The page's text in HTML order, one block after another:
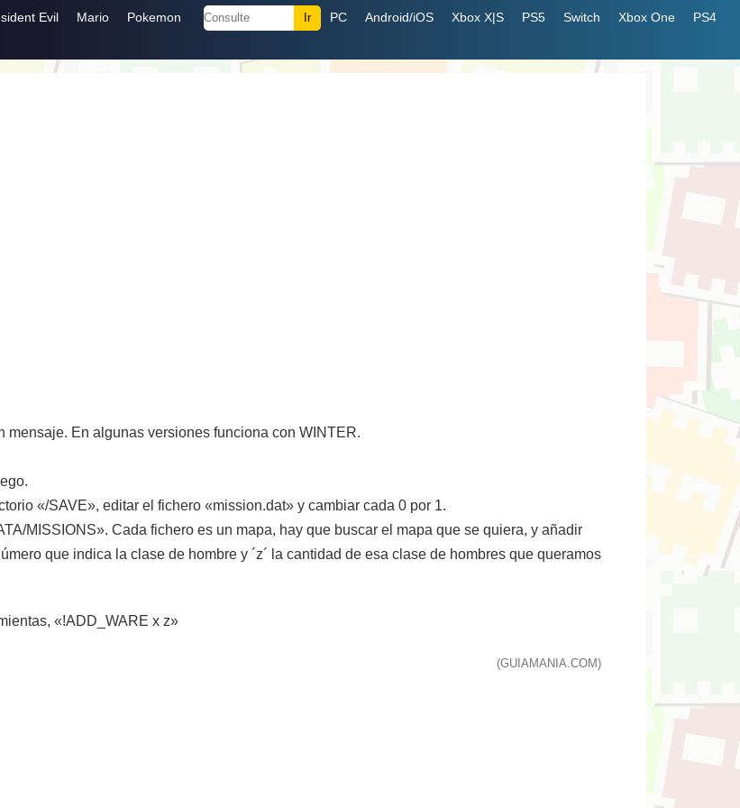
Evil Mario Pokemon PC Android/iOS Xbox X|S PS5 Switch Xbox One
PS4
En algunas versiones funciona con WINTER.
«/SAVE», editar el fichero «mission.dat» y cambiar cada 0 por 1.
MISSIONS». Cada fichero es un mapa, hay que buscar el mapa que se quiera, y añadir
que indica la clase de hombre y ´z´ la cantidad de esa clase de hombres que queramos
«!ADD_WARE x z»
(GUIAMANIA.COM)